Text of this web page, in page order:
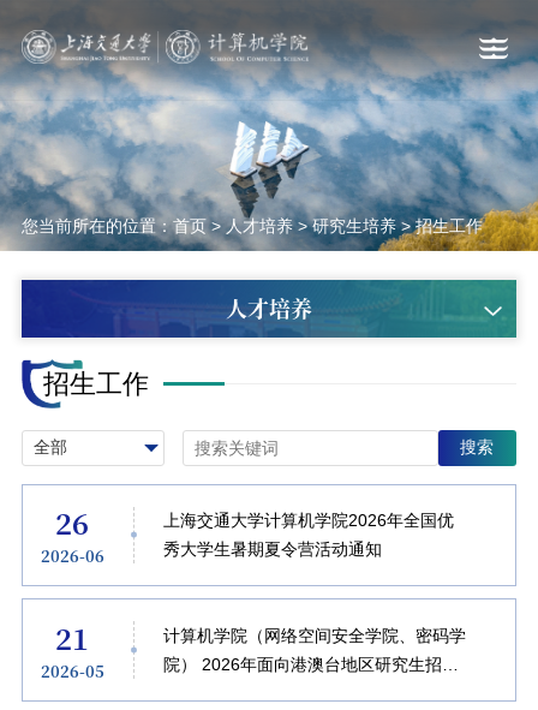
您当前所在的位置：首页>人才培养>研究生培养>招生工作
人才培养
招生工作
搜索
26
2026-06
上海交通大学计算机学院2026年全国优
秀大学生暑期夏令营活动通知
21
2026-05
计算机学院（网络空间安全学院、密码学
院） 2026年面向港澳台地区研究生招生